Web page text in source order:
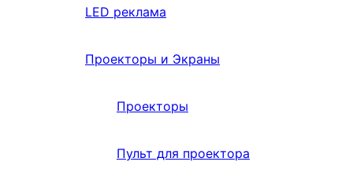
LED реклама
Проекторы и Экраны
Проекторы
Пульт для проектора